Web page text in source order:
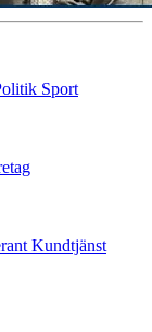
Sport
Kundtjänst